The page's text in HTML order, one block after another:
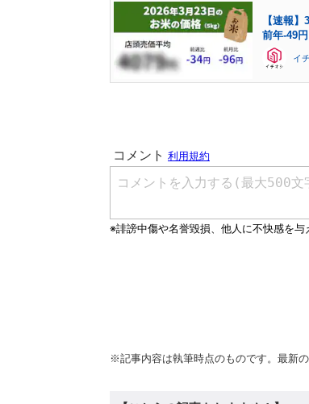
【速報
前年-49円
イ
※記事内容は執筆時点のものです。最新の